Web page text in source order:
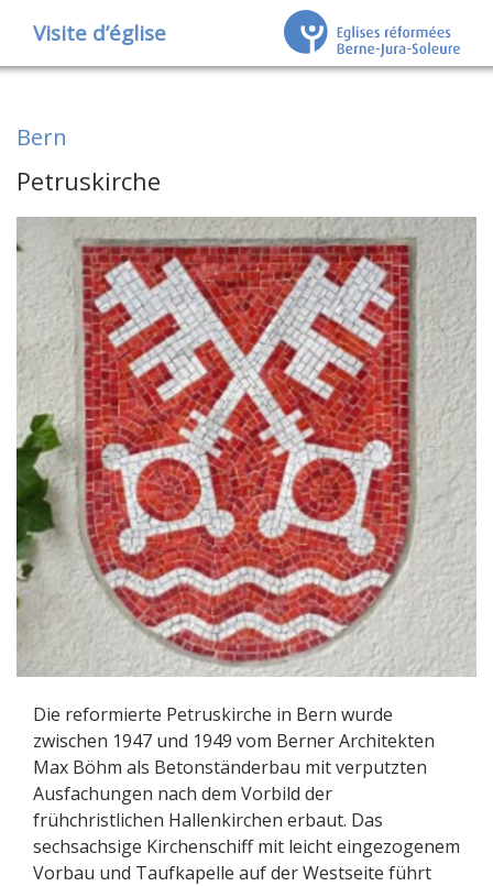
Visite d’église
Bern
Petruskirche
Die reformierte Petruskirche in Bern wurde
zwischen 1947 und 1949 vom Berner Architekten
Max Böhm als Betonständerbau mit verputzten
Ausfachungen nach dem Vorbild der
frühchristlichen Hallenkirchen erbaut. Das
sechsachsige Kirchenschiff mit leicht eingezogenem
Vorbau und Taufkapelle auf der Westseite führt